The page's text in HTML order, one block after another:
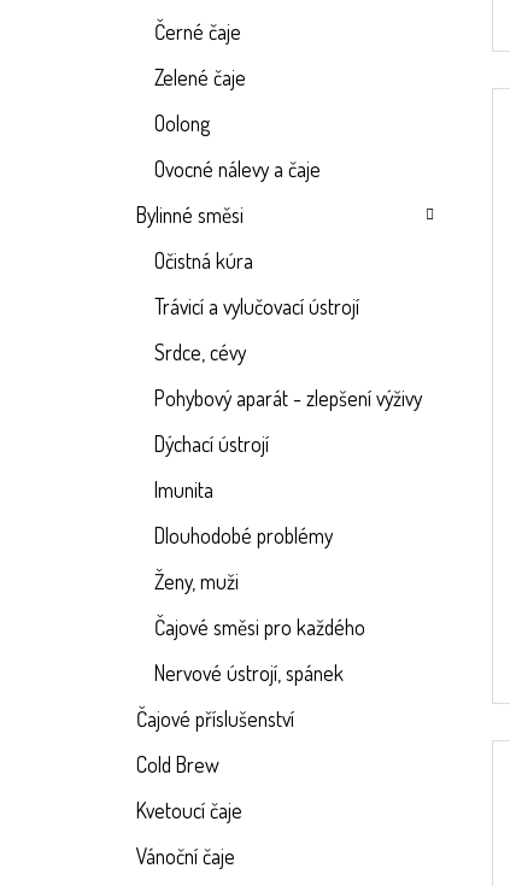
Černé čaje
Zelené čaje
Oolong
Ovocné nálevy a čaje
Bylinné směsi
Očistná kúra
Trávicí a vylučovací ústrojí
Srdce, cévy
Pohybový aparát - zlepšení výživy
Dýchací ústrojí
Imunita
Dlouhodobé problémy
Ženy, muži
Čajové směsi pro každého
Nervové ústrojí, spánek
Čajové příslušenství
Cold Brew
Kvetoucí čaje
Vánoční čaje